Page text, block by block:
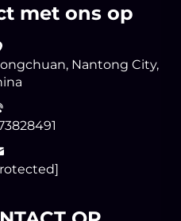
met ons op
Nantong City,